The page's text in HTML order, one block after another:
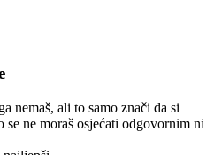
nemaš, ali to samo znači da si
se ne moraš osjećati odgovornim ni